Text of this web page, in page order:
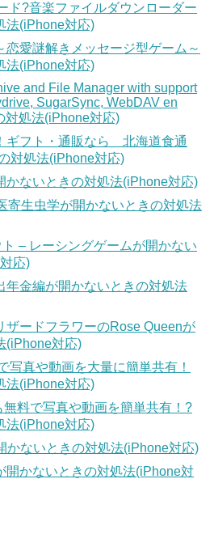
ド?音楽ファイルダウンローダー
法(iPhone対応)
恋愛謎解きメッセージ型ゲーム～
法(iPhone対応)
and File Manager with support
SugarSync, WebDAV en
対処法(iPhone対応)
ギフト・通販なら 北海道食通
対処法(iPhone対応)
かないときの対処法(iPhone対応)
寄生虫学が開かないときの対処法
– レーシングゲームが開かない
応)
金編が開かないときの対処法
ザードフラワーのRose Queenが
(iPhone対応)
写真や動画を大量に簡単共有！
法(iPhone対応)
料で写真や動画を簡単共有！?
法(iPhone対応)
かないときの対処法(iPhone対応)
開かないときの対処法(iPhone対